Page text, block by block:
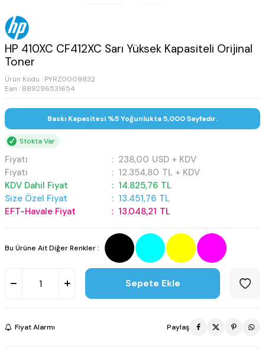
HP 410XC CF412XC Sarı Yüksek Kapasiteli Orijinal
Toner
Ürün Kodu : PYRZ0009832
Ean : 889296531654
Baskı Kapasitesi %5 Yoğunlukta 5,000 Sayfadır.
Stokta Var
Fiyatı : 238,00 USD + KDV
Fiyatı
: 12.354,80 TL + KDV
KDV Dahil Fiyat
: 14.825,76 TL
Size Özel Fiyat
: 13.451,76 TL
EFT-Havale Fiyat
: 13.048,21 TL
Bu Ürüne Ait Diğer Renkler :
Sepete Ekle
Fiyat Alarmı Paylaş